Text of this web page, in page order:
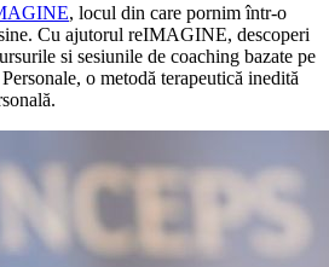
, locul din care pornim într-o
Cu ajutorul reIMAGINE, descoperi
si sesiunile de coaching bazate pe
o metodă terapeutică inedită